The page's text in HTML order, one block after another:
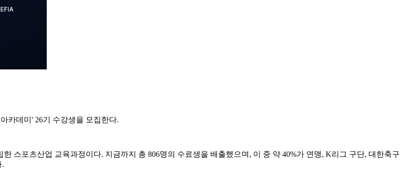
카데미' 26기 수강생을 모집한다.
스포츠산업 교육과정이다. 지금까지 총 806명의 수료생을 배출했으며, 이 중 약 40%가 연맹, K리그 구단, 대한축구
.